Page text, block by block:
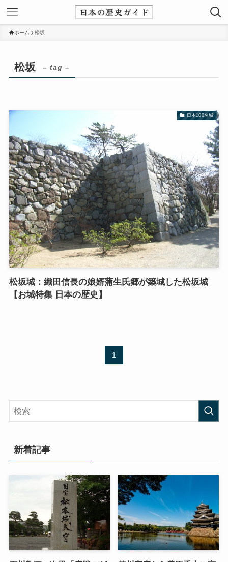
ホーム 松坂
松坂 – tag –
日本100名城
松坂城：織田信長の娘婿蒲生氏郷が築城した松坂城
【お城特集 日本の歴史】
1
新着記事